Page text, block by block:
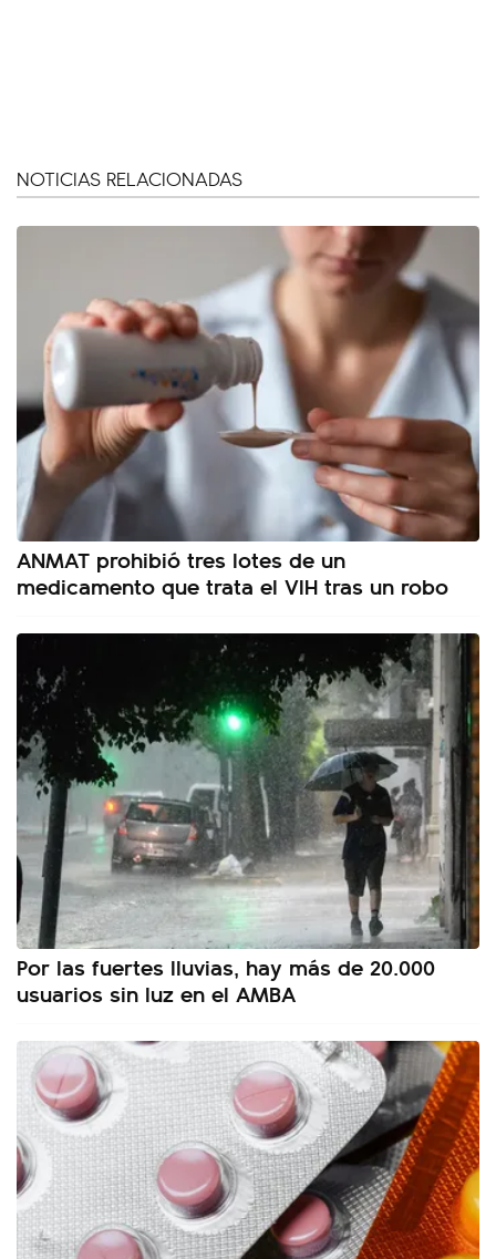
NOTICIAS RELACIONADAS
ANMAT prohibió tres lotes de un
medicamento que trata el VIH tras un robo
Por las fuertes lluvias, hay más de 20.000
usuarios sin luz en el AMBA